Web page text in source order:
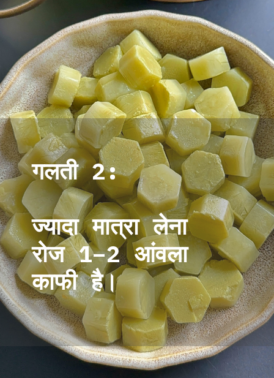
गलती 2:
ज्यादा मात्रा लेना
रोज 1–2 आंवला
काफी है।